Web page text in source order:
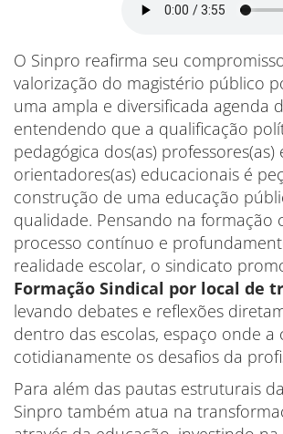
O Sinpro reafirma seu
valorização do magistério público
uma ampla e diversificada agenda
entendendo que a qualificação
pedagógica dos(as) professores(as)
orientadores(as) educacionais é
construção de uma educação
qualidade. Pensando na formação
processo contínuo e
realidade escolar, o sindicato
Formação Sindical por local de
levando debates e reflexões
dentro das escolas, espaço onde a
cotidianamente os desafios da
Para além das pautas estruturais
Sinpro também atua na